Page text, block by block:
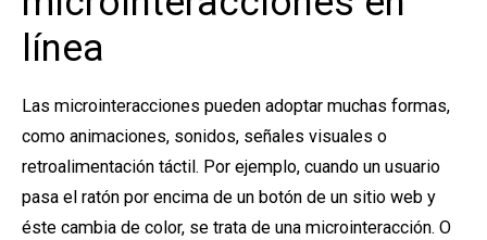
línea
Las microinteracciones pueden adoptar muchas formas,
como animaciones, sonidos, señales visuales o
retroalimentación táctil. Por ejemplo, cuando un usuario
pasa el ratón por encima de un botón de un sitio web y
éste cambia de color, se trata de una microinteracción. O